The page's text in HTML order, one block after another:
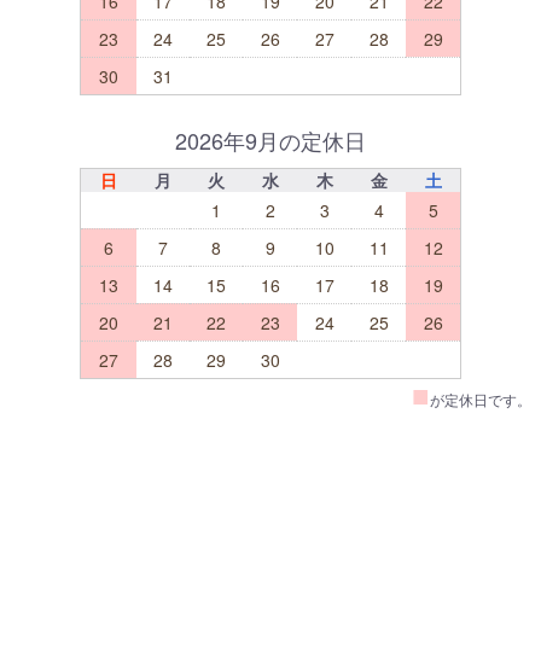
23
24 25 26 27 28
29
30
31
2026年9月の定休日
日 月 火 水 木 金
土
1
2 3 4
5
6
7 8 9 10 11
12
13
14 15 16 17 18
19
20
21 22 23 24 25
26
27
28 29 30
■が定休日です。